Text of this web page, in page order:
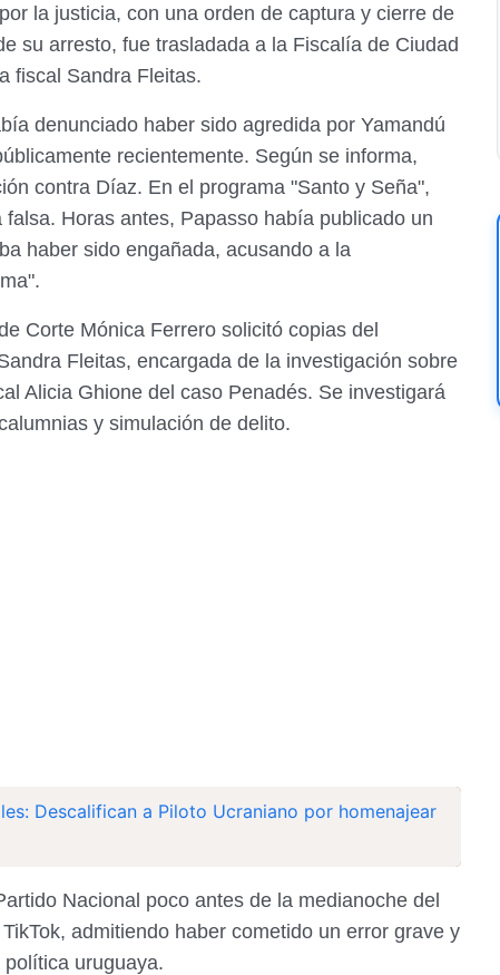
la justicia, con una orden de captura y cierre de
su arresto, fue trasladada a la Fiscalía de Ciudad
fiscal Sandra Fleitas.
denunciado haber sido agredida por Yamandú
recientemente. Según se informa,
contra Díaz. En el programa "Santo y Seña",
Horas antes, Papasso había publicado un
haber sido engañada, acusando a la
Corte Mónica Ferrero solicitó copias del
Fleitas, encargada de la investigación sobre
Alicia Ghione del caso Penadés. Se investigará
y simulación de delito.
Descalifican a Piloto Ucraniano por homenajear
Nacional poco antes de la medianoche del
admitiendo haber cometido un error grave y
uruguaya.